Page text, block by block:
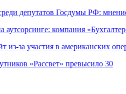
депутатов Госдумы РФ:
аутсорсинге: компания
из-за участия в американских
«Рассвет» превысило 30